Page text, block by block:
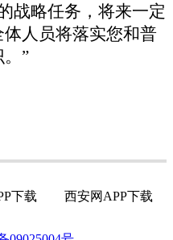
战略任务，将来一定
人员将落实您和普
”
下载 西安网APP下载